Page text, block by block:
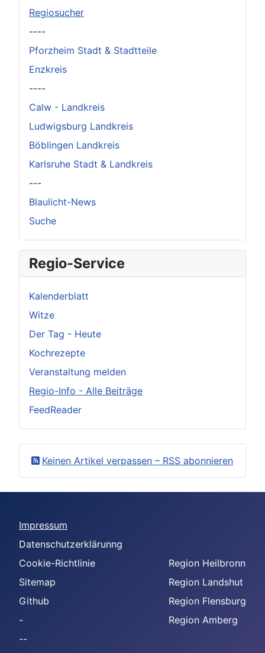
Regiosucher
----
Pforzheim Stadt & Stadtteile
Enzkreis
----
Calw - Landkreis
Ludwigsburg Landkreis
Böblingen Landkreis
Karlsruhe Stadt & Landkreis
---
Blaulicht-News
Suche
Regio-Service
Kalenderblatt
Witze
Der Tag - Heute
Kochrezepte
Veranstaltung melden
Regio-Info - Alle Beiträge
FeedReader
Keinen Artikel verpassen – RSS abonnieren
Impressum
Datenschutzerklärunng
Cookie-Richtlinie
Sitemap
Github
-
--
Region Heilbronn
Region Landshut
Region Flensburg
Region Amberg